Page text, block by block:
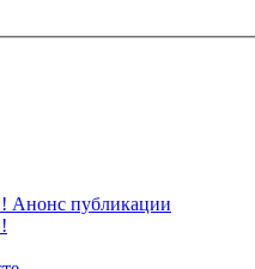
Анонс публикации